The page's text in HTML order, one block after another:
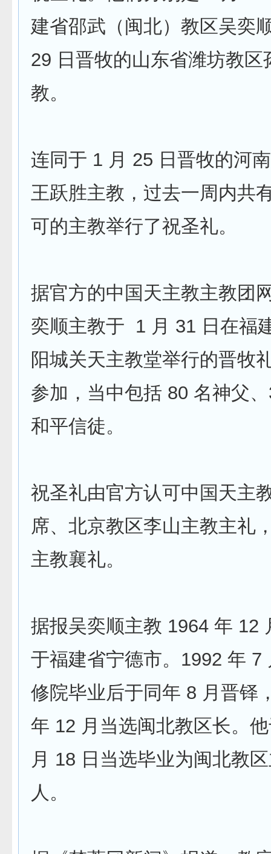
建省邵武（闽北）教区吴奕
29 日晋牧的山东省潍坊教区
教。
连同于 1 月 25 日晋牧的河
王跃胜主教，过去一周内共
可的主教举行了祝圣礼。
据官方的中国天主教主教团
奕顺主教于 1 月 31 日在福
阳城关天主教堂举行的晋牧
参加，当中包括 80 名神父
和平信徒。
祝圣礼由官方认可中国天主
席、北京教区李山主教主礼
主教襄礼。
据报吴奕顺主教 1964 年 12
于福建省宁德市。1992 年 7
修院毕业后于同年 8 月晋铎
年 12 月当选闽北教区长。
月 18 日当选毕业为闽北教
人。